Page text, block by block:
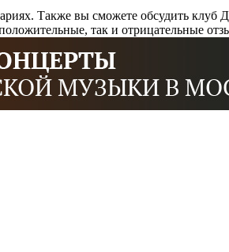
Также вы сможете обсудить
так и отрицательные